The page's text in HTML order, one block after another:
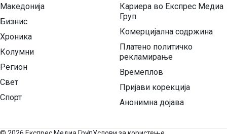
Македонија
Бизнис
Хроника
Колумни
Регион
Свет
Спорт
Кариера во Експрес Медиа
Груп
Комерцијална содржина
Платено политичко
рекламирање
Времеплов
Пријави корекција
Анонимна дојава